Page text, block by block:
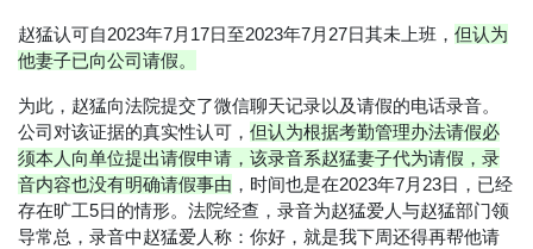
赵猛认可自2023年7月17日至2023年7月27日其未上班， 但认为
他妻子已向公司请假。
为此，赵猛向法院提交了微信聊天记录以及请假的电话录音。
公司对该证据的真实性认可， 但认为根据考勤管理办法请假必
须本人向单位提出请假申请，该录音系赵猛妻子代为请假，录
音内容也没有明确请假事由 ，时间也是在2023年7月23日，已经
存在旷工5日的情形。法院经查，录音为赵猛爱人与赵猛部门领
导常总，录音中赵猛爱人称：你好，就是我下周还得再帮他请